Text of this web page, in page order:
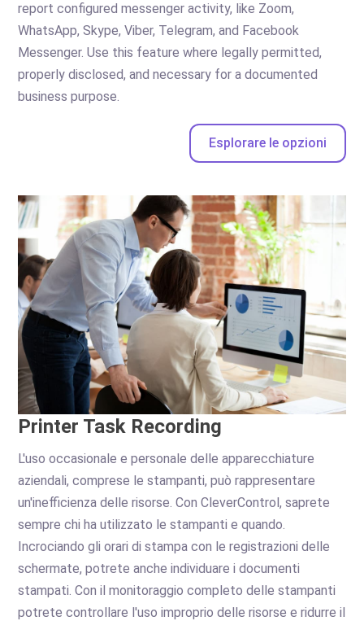
report configured messenger activity, like Zoom,
WhatsApp, Skype, Viber, Telegram, and Facebook
Messenger. Use this feature where legally permitted,
properly disclosed, and necessary for a documented
business purpose.
Esplorare le opzioni
Printer Task Recording
L'uso occasionale e personale delle apparecchiature
aziendali, comprese le stampanti, può rappresentare
un'inefficienza delle risorse. Con CleverControl, saprete
sempre chi ha utilizzato le stampanti e quando.
Incrociando gli orari di stampa con le registrazioni delle
schermate, potrete anche individuare i documenti
stampati. Con il monitoraggio completo delle stampanti
potrete controllare l'uso improprio delle risorse e ridurre il